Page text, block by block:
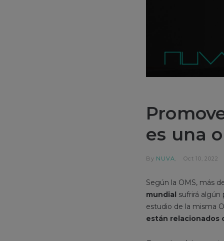
es una
By NUVA Oct 10, 2022
Según la OMS, más
mundial sufrirá
estudio de la misma
están relacionados